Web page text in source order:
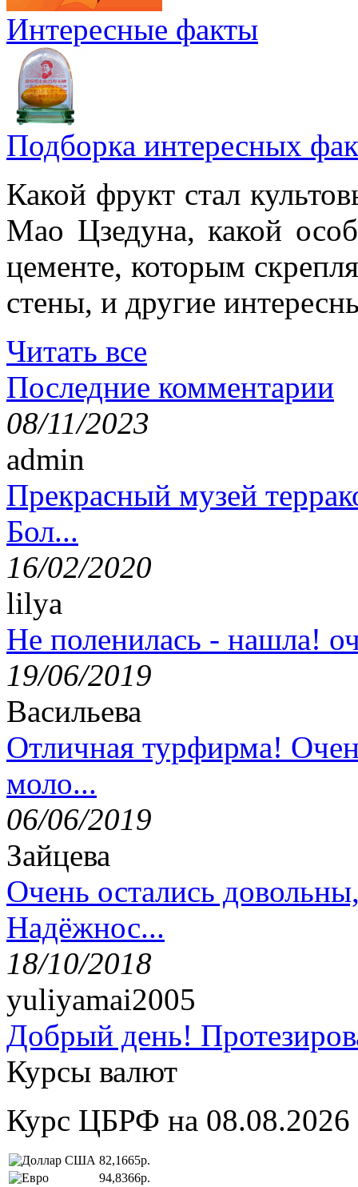
Интересные факты
Подборка интересных
Какой фрукт стал
Мао Цзедуна, какой
цементе, которым
стены, и другие
Читать все
Последние комментарии
08/11/2023
admin
Прекрасный музей
Бол...
16/02/2020
lilya
Не поленилась - нашла!
19/06/2019
Васильева
Отличная турфирма!
моло...
06/06/2019
Зайцева
Очень остались
Надёжнос...
18/10/2018
yuliyamai2005
Добрый день!
Курсы валют
Курс ЦБРФ на 08.08.2026
82,1665р.
94,8366р.